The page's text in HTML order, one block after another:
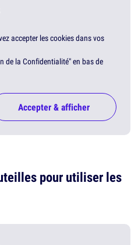
accepter les cookies dans vos
de la Confidentialité" en bas de
Accepter & afficher
pour utiliser les